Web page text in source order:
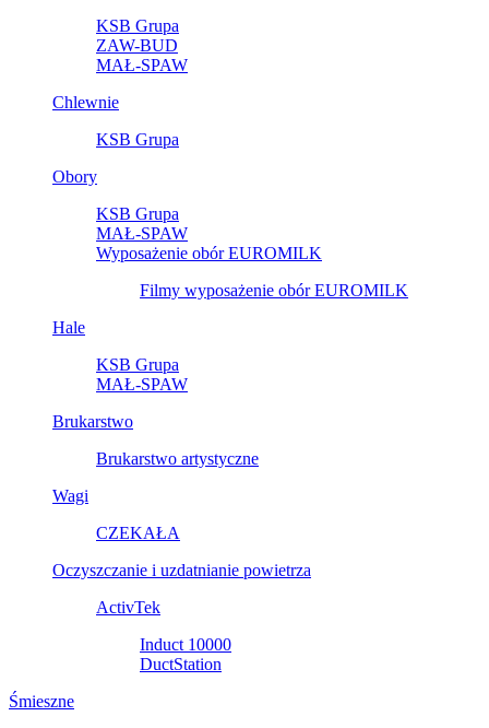
KSB Grupa
ZAW-BUD
MAŁ-SPAW
Chlewnie
KSB Grupa
Obory
KSB Grupa
MAŁ-SPAW
Wyposażenie obór EUROMILK
Filmy wyposażenie obór EUROMILK
Hale
KSB Grupa
MAŁ-SPAW
Brukarstwo
Brukarstwo artystyczne
Wagi
CZEKAŁA
Oczyszczanie i uzdatnianie powietrza
ActivTek
Induct 10000
DuctStation
Śmieszne